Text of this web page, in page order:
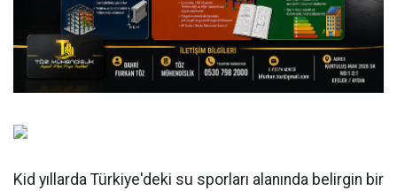
Kid yıllarda Türkiye'deki su sporları alanında belirgin bir